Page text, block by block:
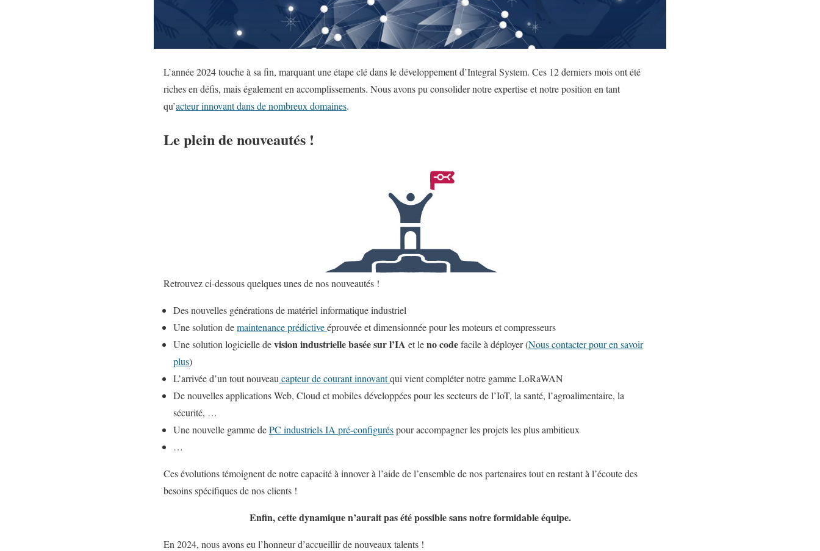
L’année 2024 touche à sa fin, marquant une étape clé dans le développement d’Integral System. Ces 12 derniers mois ont été
riches en défis, mais également en accomplissements. Nous avons pu consolider notre expertise et notre position en tant
qu’acteur innovant dans de nombreux domaines.
Le plein de nouveautés !
Retrouvez ci-dessous quelques unes de nos nouveautés !
Des nouvelles générations de matériel informatique industriel
Une solution demaintenance prédictiveéprouvée et dimensionnée pour les moteurs et compresseurs
Une solution logicielledevision industrielle basée sur l’IA et leno codefacile à déployer (Nous contacter pour en savoir
plus)
L’arrivée d’un tout nouveau capteur de courant innovantqui vient compléter notre gamme LoRaWAN
De nouvelles applications Web, Cloud et mobiles développées pour les secteurs de l’IoT, la santé, l’agroalimentaire, la
sécurité, …
Une nouvelle gamme dePC industriels IA pré-configuréspour accompagner les projets les plus ambitieux
…
Ces évolutions témoignent de notre capacité à innover à l’aide de l’ensemble de nos partenaires tout en restant à l’écoute des
besoins spécifiques de nos clients !
Enfin, cette dynamique n’aurait pas été possible sans notre formidable équipe.
En 2024, nous avons eu l’honneur d’accueillir de nouveaux talents !